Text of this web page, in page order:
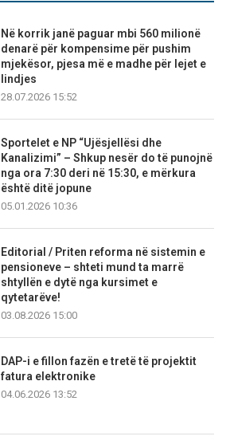
Në korrik janë paguar mbi 560 milionë
denarë për kompensime për pushim
mjekësor, pjesa më e madhe për lejet e
lindjes
28.07.2026 15:52
Sportelet e NP “Ujësjellësi dhe
Kanalizimi” – Shkup nesër do të punojnë
nga ora 7:30 deri në 15:30, e mërkura
është ditë jopune
05.01.2026 10:36
Editorial / Priten reforma në sistemin e
pensioneve – shteti mund ta marrë
shtyllën e dytë nga kursimet e
qytetarëve!
03.08.2026 15:00
DAP-i e fillon fazën e tretë të projektit
fatura elektronike
04.06.2026 13:52